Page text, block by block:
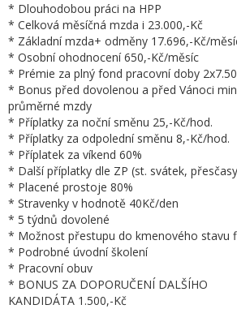
* Dlouhodobou práci na HPP
* Celková měsíčná mzda i 23.000,-Kč
* Základní mzda+ odměny 17.696,-Kč/
* Osobní ohodnocení 650,-Kč/měsíc
* Prémie za plný fond pracovní doby
* Bonus před dovolenou a před Vánoci
průměrné mzdy
* Příplatky za noční směnu 25,-Kč/hod.
* Příplatky za odpolední směnu 8,-Kč/hod.
* Příplatek za víkend 60%
* Další příplatky dle ZP (st. svátek,
* Placené prostoje 80%
* Stravenky v hodnotě 40Kč/den
* 5 týdnů dovolené
* Možnost přestupu do kmenového stavu
* Podrobné úvodní školení
* Pracovní obuv
* BONUS ZA DOPORUČENÍ DALŠÍHO
KANDIDÁTA 1.500,-Kč